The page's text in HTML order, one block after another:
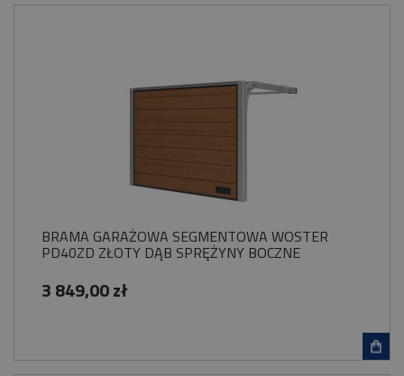
BRAMA GARAŻOWA SEGMENTOWA WOSTER
PD40ZD ZŁOTY DĄB SPRĘŻYNY BOCZNE
3 849,00 zł